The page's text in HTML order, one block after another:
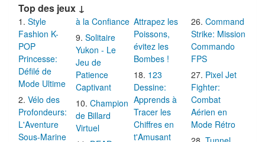
Top des jeux ↓
Style
Fashion K-
POP
Princesse:
Défilé de
Mode Ultime
Vélo des
Profondeurs:
L'Aventure
Sous-Marine
à la Confiance
Solitaire
Yukon - Le
Jeu de
Patience
Captivant
Champion
de Billard
Virtuel
Attrapez les
Poissons,
évitez les
Bombes !
123
Dessine:
Apprends à
Tracer les
Chiffres en
t'Amusant
Command
Strike: Mission
Commando
FPS
Pixel Jet
Fighter:
Combat
Aérien en
Mode Rétro